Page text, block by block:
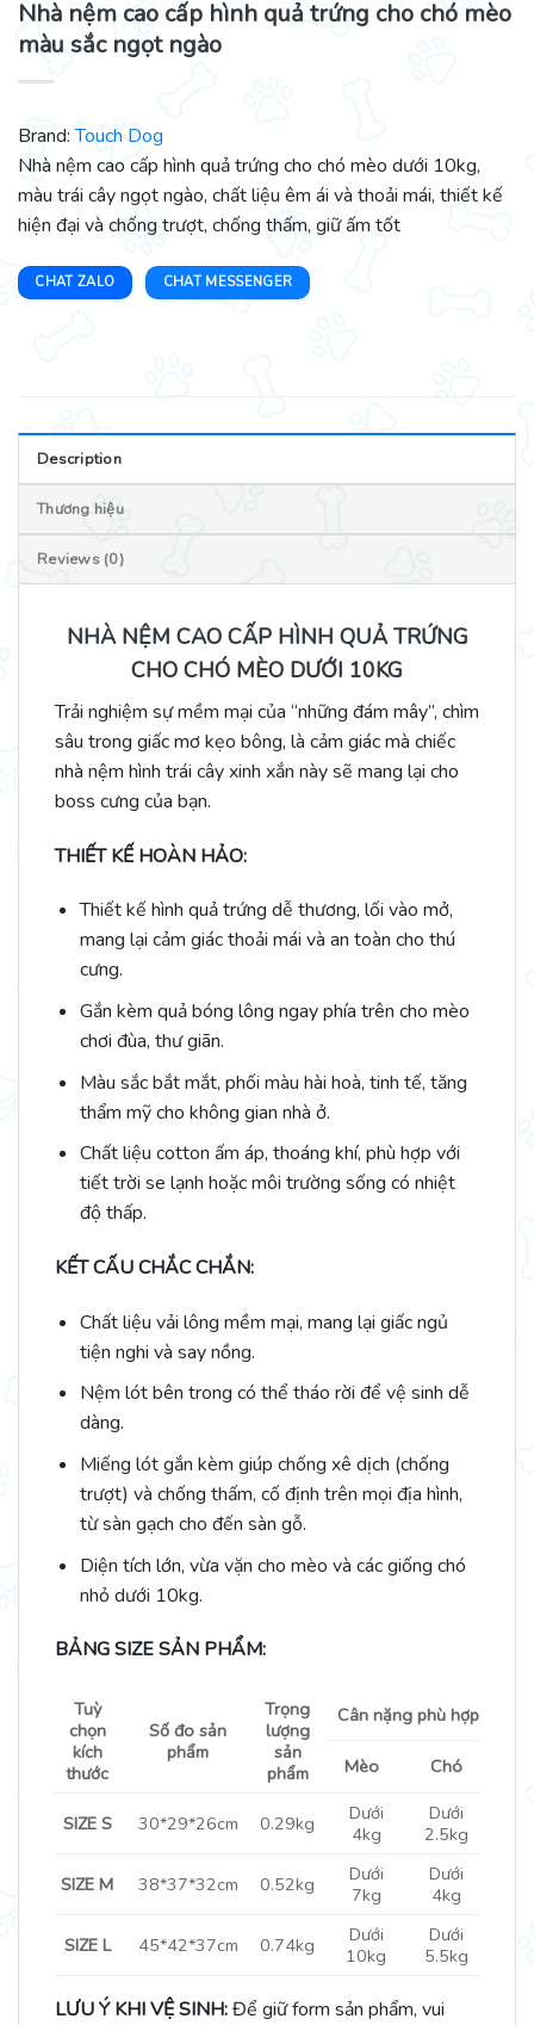
Nhà nệm cao cấp hình quả trứng cho chó mèo
màu sắc ngọt ngào
Brand: Touch Dog
Nhà nệm cao cấp hình quả trứng cho chó mèo dưới 10kg,
màu trái cây ngọt ngào, chất liệu êm ái và thoải mái, thiết kế
hiện đại và chống trượt, chống thấm, giữ ấm tốt
CHAT ZALO CHAT MESSENGER
Description
Thương hiệu
Reviews (0)
NHÀ NỆM CAO CẤP HÌNH QUẢ TRỨNG
CHO CHÓ MÈO DƯỚI 10KG
Trải nghiệm sự mềm mại của “những đám mây”, chìm
sâu trong giấc mơ kẹo bông, là cảm giác mà chiếc
nhà nệm hình trái cây xinh xắn này sẽ mang lại cho
boss cưng của bạn.
THIẾT KẾ HOÀN HẢO:
Thiết kế hình quả trứng dễ thương, lối vào mở,
mang lại cảm giác thoải mái và an toàn cho thú
cưng.
Gắn kèm quả bóng lông ngay phía trên cho mèo
chơi đùa, thư giãn.
Màu sắc bắt mắt, phối màu hài hoà, tinh tế, tăng
thẩm mỹ cho không gian nhà ở.
Chất liệu cotton ấm áp, thoáng khí, phù hợp với
tiết trời se lạnh hoặc môi trường sống có nhiệt
độ thấp.
KẾT CẤU CHẮC CHẮN:
Chất liệu vải lông mềm mại, mang lại giấc ngủ
tiện nghi và say nồng.
Nệm lót bên trong có thể tháo rời để vệ sinh dễ
dàng.
Miếng lót gắn kèm giúp chống xê dịch (chống
trượt) và chống thấm, cố định trên mọi địa hình,
từ sàn gạch cho đến sàn gỗ.
Diện tích lớn, vừa vặn cho mèo và các giống chó
nhỏ dưới 10kg.
BẢNG SIZE SẢN PHẨM:
Tuỳ
chọn
kích
thước
Số đo sản
phẩm
Trọng
lượng
sản
phẩm
Cân nặng phù hợp
Mèo Chó
SIZE S 30*29*26cm 0.29kg
Dưới
4kg
Dưới
2.5kg
SIZE M 38*37*32cm 0.52kg
Dưới
7kg
Dưới
4kg
SIZE L 45*42*37cm 0.74kg
Dưới
10kg
Dưới
5.5kg
LƯU Ý KHI VỆ SINH:Để giữ form sản phẩm, vui